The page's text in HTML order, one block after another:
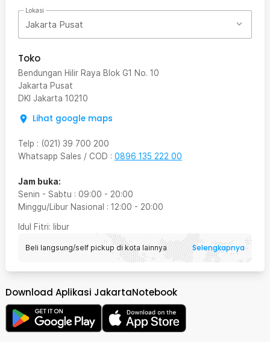
Lokasi
Jakarta Pusat
Toko
Bendungan Hilir Raya Blok G1 No. 10
Jakarta Pusat
DKI Jakarta 10210
Lihat google maps
Telp : (021) 39 700 200
Whatsapp Sales / COD : 0896 135 222 00
Jam buka:
Senin - Sabtu : 09:00 - 20:00
Minggu/Libur Nasional : 12:00 - 20:00
Idul Fitri: libur
Beli langsung/self pickup di kota lainnya Selengkapnya
Download Aplikasi JakartaNotebook